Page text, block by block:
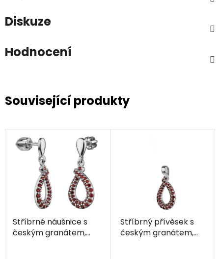
Diskuze
Hodnocení
Související produkty
Stříbrné náušnice s
českým granátem,
Stříbrný přívěsek s
českým granátem,